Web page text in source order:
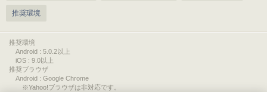
推奨環境
推奨環境
Android : 5.0.2以上
iOS : 9.0以上
推奨ブラウザ
Android : Google Chrome
※Yahoo!ブラウザは非対応です。